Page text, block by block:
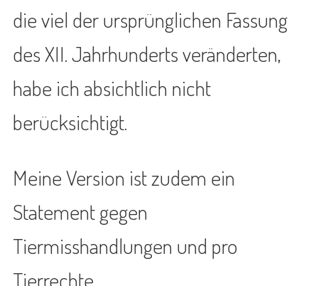
die viel der ursprünglichen Fassung
des XII. Jahrhunderts veränderten,
habe ich absichtlich nicht
berücksichtigt.
Meine Version ist zudem ein
Statement gegen
Tiermisshandlungen und pro
Tierrechte.